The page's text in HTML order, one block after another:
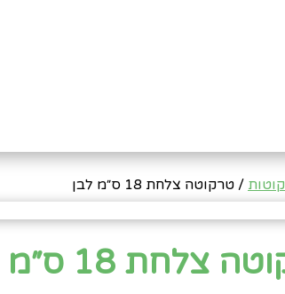
/ טרקוטה צלחת 18 ס״מ לבן
צלחת 18 ס״מ לבן